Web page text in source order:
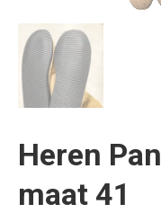
Heren
maat 41